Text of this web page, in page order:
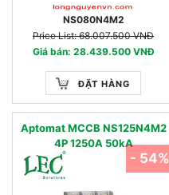
NS080N4M2
Price List: 68.007.500 VNĐ
Giá bán: 28.439.500 VNĐ
ĐẶT HÀNG
Aptomat MCCB NS125N4M2
4P 1250A 50kA
- 54%